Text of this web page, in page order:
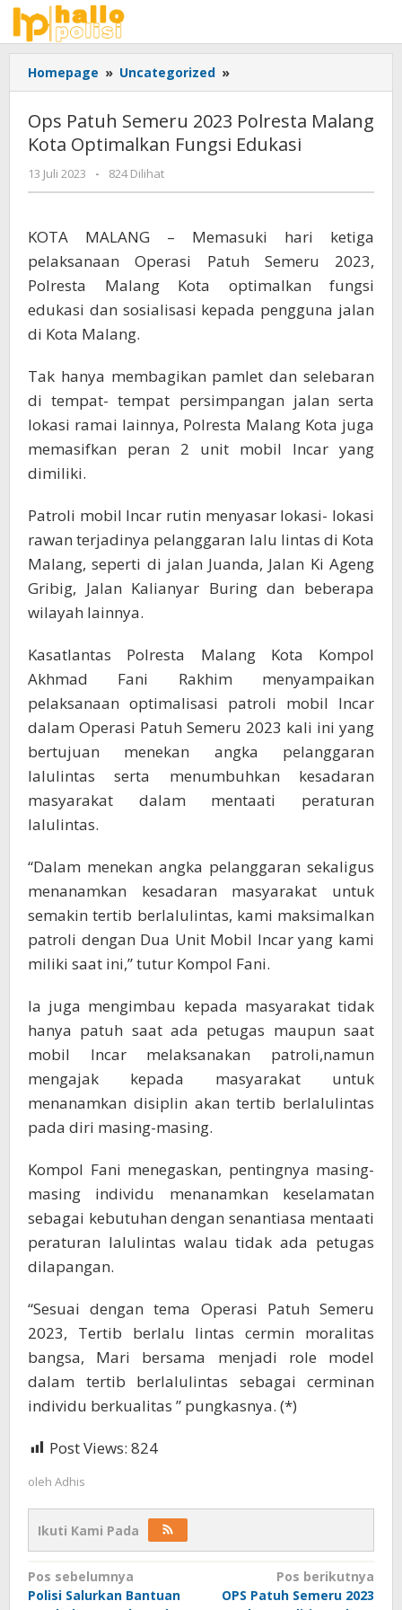
Lewati
konten
Homepage » Uncategorized »
Patuh
2023
Polresta
Edukasi
Ops Patuh Semeru 2023 Polresta Malang
Kota Optimalkan Fungsi Edukasi
13 Juli 2023
oleh
Adhis
- 824 Dilihat
KOTA MALANG – Memasuki hari ketiga
pelaksanaan Operasi Patuh Semeru 2023,
Polresta Malang Kota optimalkan fungsi
edukasi dan sosialisasi kepada pengguna jalan
di Kota Malang.
Tak hanya membagikan pamlet dan selebaran
di tempat- tempat persimpangan jalan serta
lokasi ramai lainnya, Polresta Malang Kota juga
memasifkan peran 2 unit mobil Incar yang
dimiliki.
Patroli mobil Incar rutin menyasar lokasi- lokasi
rawan terjadinya pelanggaran lalu lintas di Kota
Malang, seperti di jalan Juanda, Jalan Ki Ageng
Gribig, Jalan Kalianyar Buring dan beberapa
wilayah lainnya.
Kasatlantas Polresta Malang Kota Kompol
Akhmad Fani Rakhim menyampaikan
pelaksanaan optimalisasi patroli mobil Incar
dalam Operasi Patuh Semeru 2023 kali ini yang
bertujuan menekan angka pelanggaran
lalulintas serta menumbuhkan kesadaran
masyarakat dalam mentaati peraturan
lalulintas.
“Dalam menekan angka pelanggaran sekaligus
menanamkan kesadaran masyarakat untuk
semakin tertib berlalulintas, kami maksimalkan
patroli dengan Dua Unit Mobil Incar yang kami
miliki saat ini,” tutur Kompol Fani.
Ia juga mengimbau kepada masyarakat tidak
hanya patuh saat ada petugas maupun saat
mobil Incar melaksanakan patroli,namun
mengajak kepada masyarakat untuk
menanamkan disiplin akan tertib berlalulintas
pada diri masing-masing.
Kompol Fani menegaskan, pentingnya masing-
masing individu menanamkan keselamatan
sebagai kebutuhan dengan senantiasa mentaati
peraturan lalulintas walau tidak ada petugas
dilapangan.
“Sesuai dengan tema Operasi Patuh Semeru
2023, Tertib berlalu lintas cermin moralitas
bangsa, Mari bersama menjadi role model
dalam tertib berlalulintas sebagai cerminan
individu berkualitas ” pungkasnya. (*)
Post Views: 824
oleh Adhis
Ikuti Kami Pada
Navigasi
Pos sebelumnya
Polisi Salurkan Bantuan
Pos berikutnya
OPS Patuh Semeru 2023